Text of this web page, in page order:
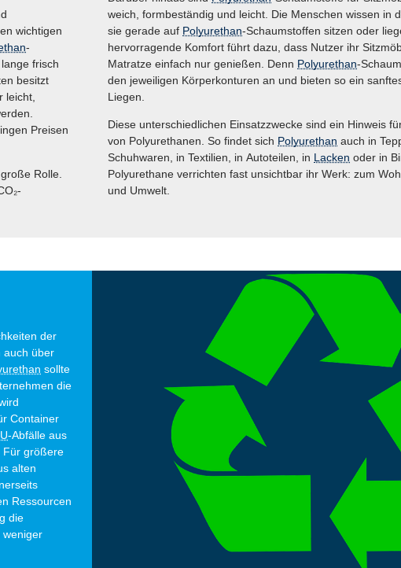
wichtigen
-
frisch
besitzt
leicht,
Preisen
Rolle.
weich, formbeständig und leicht. Die Menschen wissen in
sie gerade auf Polyurethan-Schaumstoffen sitzen oder
hervorragende Komfort führt dazu, dass Nutzer ihr
Matratze einfach nur genießen. Denn Polyurethan-
den jeweiligen Körperkonturen an und bieten so ein
Liegen.
Diese unterschiedlichen Einsatzzwecke sind ein Hinweis
von Polyurethanen. So findet sich Polyurethan auch in
Schuhwaren, in Textilien, in Autoteilen, in Lacken oder in
Polyurethane verrichten fast unsichtbar ihr Werk: zum
und Umwelt.
der
auch über
sollte
die
Container
-Abfälle aus
Für größere
alten
Ressourcen
die
weniger